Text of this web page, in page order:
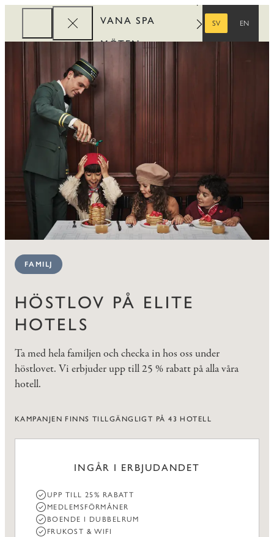
VANA SPA
MÖTEN
FÖRETAG
SV
EN
FAMILJ
HÖSTLOV PÅ ELITE
HOTELS
Ta med hela familjen och checka in hos oss under
höstlovet. Vi erbjuder upp till 25 % rabatt på alla våra
hotell.
KAMPANJEN FINNS TILLGÄNGLIGT PÅ 43 HOTELL
INGÅR I ERBJUDANDET
UPP TILL 25% RABATT
MEDLEMSFÖRMÅNER
BOENDE I DUBBELRUM
FRUKOST & WIFI